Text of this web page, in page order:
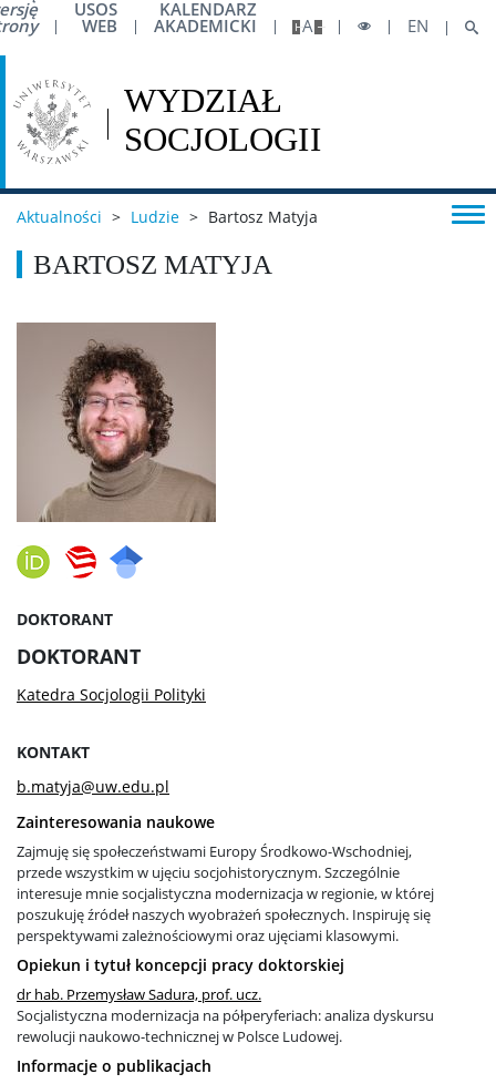
USOS
WEB
KALENDARZ
AKADEMICKI A EN
Pełnomocnik ds. Równości
Dla osób w spektrum autyzmu
Biuro ds. Osób z Niepełnosprawnościami
Biuro ds. Pomocy Materialnej
Centrum Pomocy Psychologicznej UW
Pierwsza pomoc
Studia
Pierwsze kroki na WS UW
Dziekanat studencki
Jakość kształcenia
Programy studiów
Plan zajęć
Harmonogram sesji
IT / Oprogramowanie
Aktualności > Ludzie > Bartosz Matyja
BARTOSZ MATYJA
DOKTORANT
DOKTORANT
Katedra Socjologii Polityki
KONTAKT
b.matyja@uw.edu.pl
Zainteresowania naukowe
Zajmuję się społeczeństwami Europy Środkowo-Wschodniej,
przede wszystkim w ujęciu socjohistorycznym. Szczególnie
interesuje mnie socjalistyczna modernizacja w regionie, w której
poszukuję źródeł naszych wyobrażeń społecznych. Inspiruję się
perspektywami zależnościowymi oraz ujęciami klasowymi.
Opiekun i tytuł koncepcji pracy doktorskiej
dr hab. Przemysław Sadura, prof. ucz.
Socjalistyczna modernizacja na półperyferiach: analiza dyskursu
rewolucji naukowo-technicznej w Polsce Ludowej.
Informacje o publikacjach